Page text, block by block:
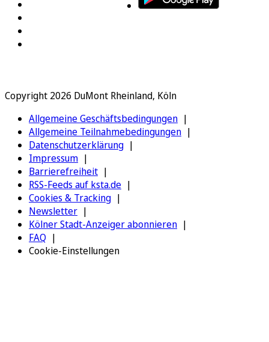
Copyright 2026 DuMont Rheinland, Köln
Allgemeine Geschäftsbedingungen
Allgemeine Teilnahmebedingungen
Datenschutzerklärung
Impressum
Barrierefreiheit
RSS-Feeds auf ksta.de
Cookies & Tracking
Newsletter
Kölner Stadt-Anzeiger abonnieren
FAQ
Cookie-Einstellungen